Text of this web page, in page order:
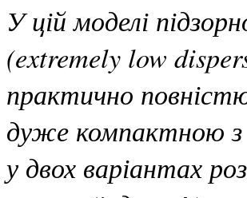
У цій моделі
(extremely low
практично
дуже компактною з
у двох варіантах